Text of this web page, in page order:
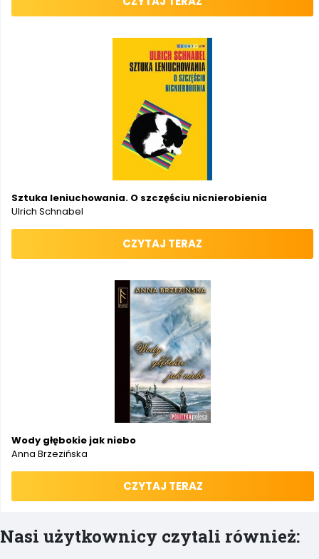
Sztuka leniuchowania. O szczęściu nicnierobienia
Ulrich Schnabel
CZYTAJ TERAZ
Wody głębokie jak niebo
Anna Brzezińska
CZYTAJ TERAZ
Nasi użytkownicy czytali również: